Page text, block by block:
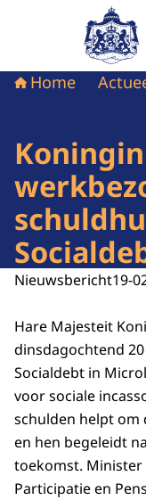
Naar
Home
Nieuwsbericht19-
Hare Majesteit
dinsdagochtend
Socialdebt in
voor sociale
schulden helpt om
en hen begeleidt
toekomst. Minister
Participatie en